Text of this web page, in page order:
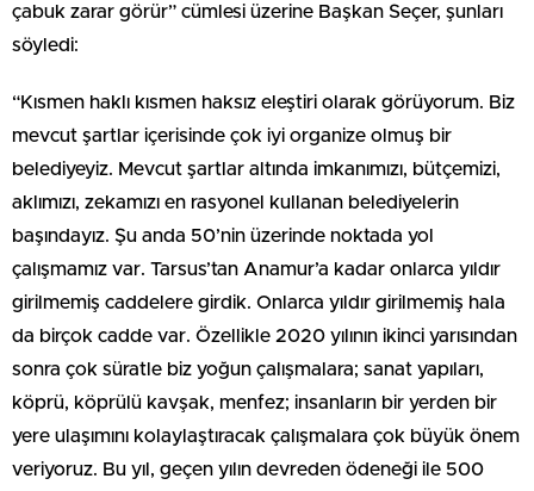
çabuk zarar görür” cümlesi üzerine Başkan Seçer, şunları
söyledi:
“Kısmen haklı kısmen haksız eleştiri olarak görüyorum. Biz
mevcut şartlar içerisinde çok iyi organize olmuş bir
belediyeyiz. Mevcut şartlar altında imkanımızı, bütçemizi,
aklımızı, zekamızı en rasyonel kullanan belediyelerin
başındayız. Şu anda 50’nin üzerinde noktada yol
çalışmamız var. Tarsus’tan Anamur’a kadar onlarca yıldır
girilmemiş caddelere girdik. Onlarca yıldır girilmemiş hala
da birçok cadde var. Özellikle 2020 yılının ikinci yarısından
sonra çok süratle biz yoğun çalışmalara; sanat yapıları,
köprü, köprülü kavşak, menfez; insanların bir yerden bir
yere ulaşımını kolaylaştıracak çalışmalara çok büyük önem
veriyoruz. Bu yıl, geçen yılın devreden ödeneği ile 500